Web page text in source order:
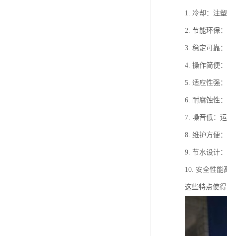
1. 冷却：注
2. 节能环保
3. 稳定可靠
4. 操作简便
5. 适应性强
6. 耐腐蚀性
7. 噪音低：
8. 维护方便
9. 节水设计
10. 安全性能
这些特点使